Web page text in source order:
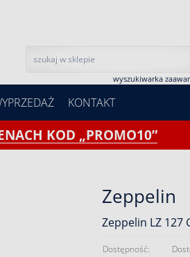
wyszukiwarka
KONTAKT
KOD „PROMO10”
Zeppelin
Zeppelin LZ 127
Dostępność: